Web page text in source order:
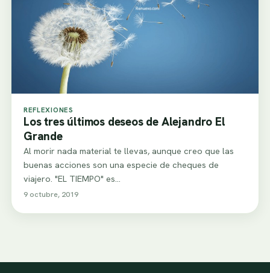
REFLEXIONES
Los tres últimos deseos de Alejandro El
Grande
Al morir nada material te llevas, aunque creo que las
buenas acciones son una especie de cheques de
viajero. "EL TIEMPO" es…
9 octubre, 2019